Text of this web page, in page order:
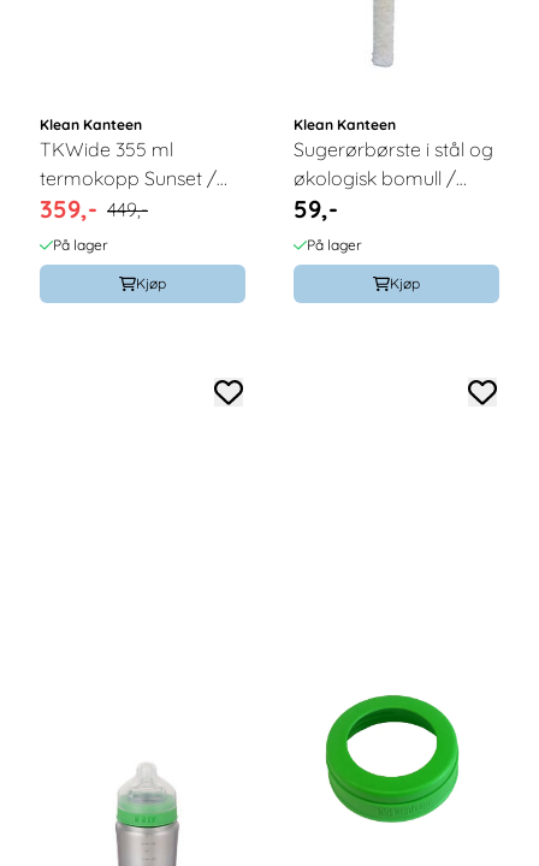
Klean Kanteen
TKWide 355 ml
termokopp Sunset /
Klean Kanteen
359,- 449,-
På lager
Kjøp
Klean Kanteen
Sugerørbørste i stål og
økologisk bomull /
Klean Kanteen
59,-
På lager
Kjøp